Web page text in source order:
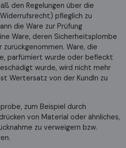
den Regelungen über die
pfleglich zu
die Ware zur Prüfung
Ware, deren Sicherheitsplombe
Ware, die
parfümiert wurde oder befleckt
wurde, wird nicht mehr
Wertersatz von der KundIn zu
zum Beispiel durch
von Material oder ähnliches,
zu verweigern bzw.